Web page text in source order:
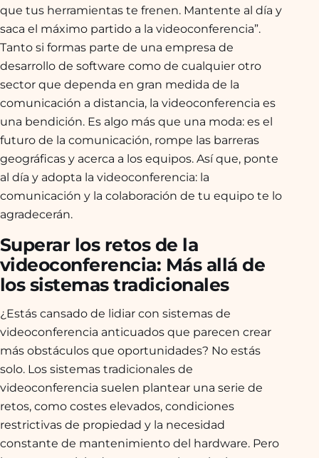
que tus herramientas te frenen. Mantente al día y
saca el máximo partido a la videoconferencia”.
Tanto si formas parte de una empresa de
desarrollo de software como de cualquier otro
sector que dependa en gran medida de la
comunicación a distancia, la videoconferencia es
una bendición. Es algo más que una moda: es el
futuro de la comunicación, rompe las barreras
geográficas y acerca a los equipos. Así que, ponte
al día y adopta la videoconferencia: la
comunicación y la colaboración de tu equipo te lo
agradecerán.
Superar los retos de la
videoconferencia: Más allá de
los sistemas tradicionales
¿Estás cansado de lidiar con sistemas de
videoconferencia anticuados que parecen crear
más obstáculos que oportunidades? No estás
solo. Los sistemas tradicionales de
videoconferencia suelen plantear una serie de
retos, como costes elevados, condiciones
restrictivas de propiedad y la necesidad
constante de mantenimiento del hardware. Pero